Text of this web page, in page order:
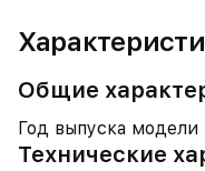
Общие
Год выпуска модели
Технические